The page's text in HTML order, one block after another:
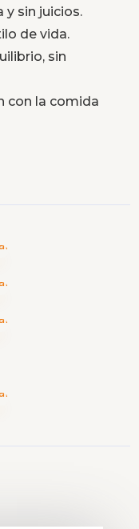
y sin juicios.
de vida.
sin
con la comida